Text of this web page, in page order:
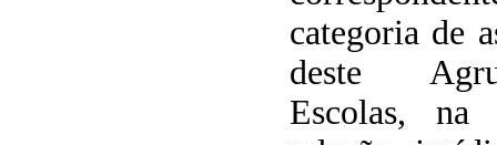
categoria de
deste
Escolas, na